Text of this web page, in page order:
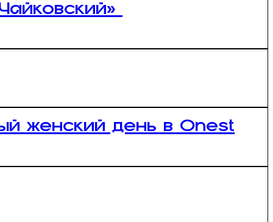
женский день в Onest